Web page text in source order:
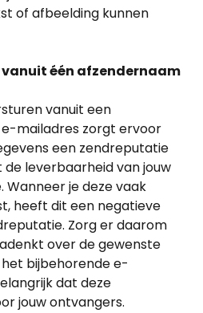
of afbeelding kunnen
één afzendernaam
vanuit een
mailadres zorgt ervoor
een zendreputatie
leverbaarheid van jouw
je deze vaak
heeft dit een negatieve
Zorg er daarom
over de gewenste
bijbehorende e-
dat deze
jouw ontvangers.